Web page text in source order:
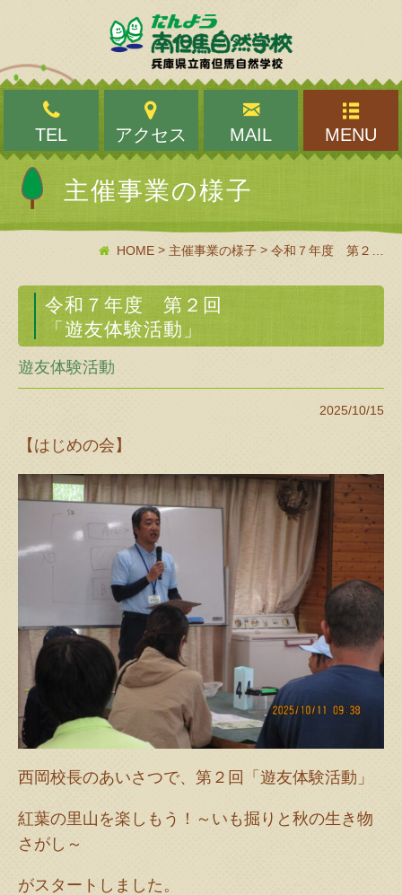
TEL アクセス MAIL MENU
主催事業の様子
HOME> 主催事業の様子> 令和７年度 第２回「遊友体験活動」
令和７年度 第２回
「遊友体験活動」
遊友体験活動
2025/10/15
【はじめの会】
西岡校長のあいさつで、第２回「遊友体験活動」
紅葉の里山を楽しもう！～いも掘りと秋の生き物
さがし～
がスタートしました。